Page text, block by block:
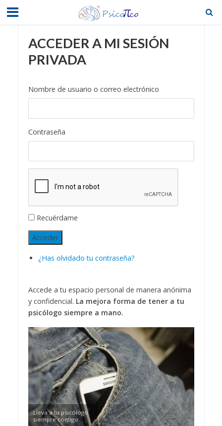
ACCEDER A MI SESIÓN
PRIVADA
Nombre de usuario o correo electrónico
Contraseña
Recuérdame
Acceder
¿Has olvidado tu contraseña?
Accede a tu espacio personal de manera anónima
y confidencial. La mejora forma de tener a tu
psicólogo siempre a mano.
Lleva a tu psicólogo
siempre contigo.